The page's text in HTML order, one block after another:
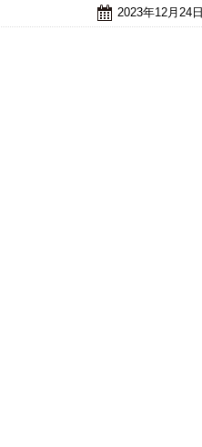
2023年12月24日